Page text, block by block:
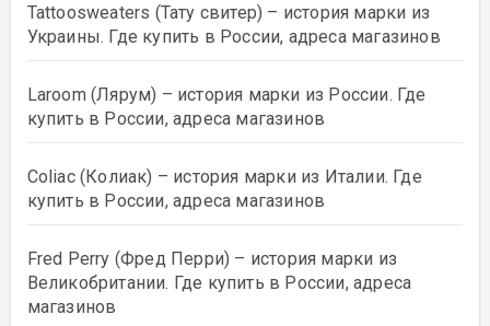
Tattoosweaters (Тату свитер) – история марки из
Украины. Где купить в России, адреса магазинов
Laroom (Лярум) – история марки из России. Где
купить в России, адреса магазинов
Coliac (Колиак) – история марки из Италии. Где
купить в России, адреса магазинов
Fred Perry (Фред Перри) – история марки из
Великобритании. Где купить в России, адреса
магазинов